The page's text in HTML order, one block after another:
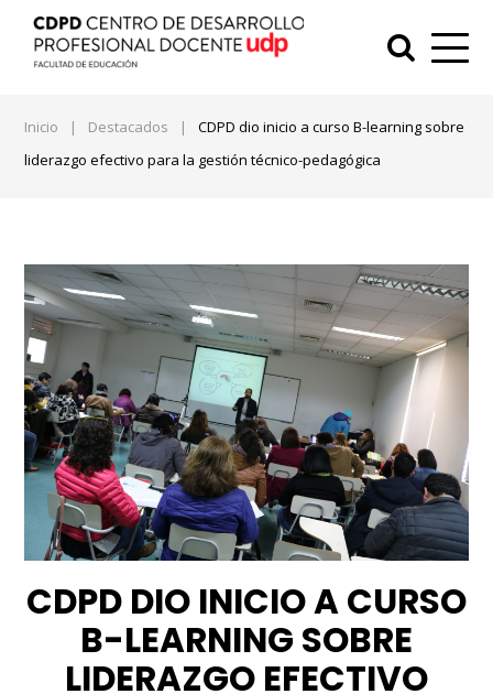
Inicio | Destacados |
CDPD dio inicio a curso B-learning sobre
liderazgo efectivo para la gestión técnico-pedagógica
CDPD DIO INICIO A CURSO
B-LEARNING SOBRE
LIDERAZGO EFECTIVO